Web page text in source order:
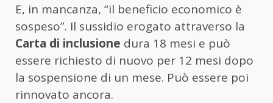
E, in mancanza, “il beneficio economico è
sospeso”. Il sussidio erogato attraverso la
Carta di inclusione dura 18 mesi e può
essere richiesto di nuovo per 12 mesi dopo
la sospensione di un mese. Può essere poi
rinnovato ancora.